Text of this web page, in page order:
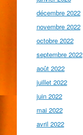
décembre 2022
novembre 2022
octobre 2022
septembre 2022
août 2022
juillet 2022
juin 2022
mai 2022
avril 2022